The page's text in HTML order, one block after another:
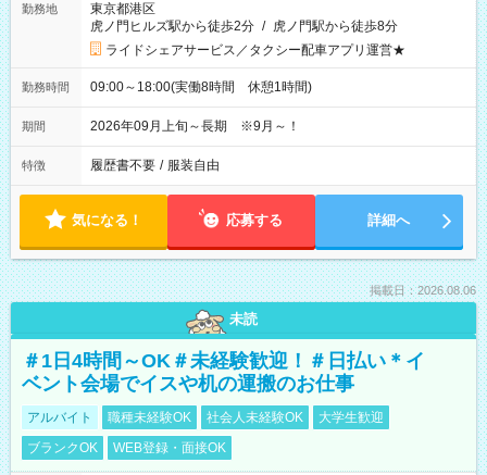
勤務地
東京都港区
虎ノ門ヒルズ駅から徒歩2分 / 虎ノ門駅から徒歩8分
ライドシェアサービス／タクシー配車アプリ運営★
勤務時間 09:00～18:00(実働8時間 休憩1時間)
期間 2026年09月上旬～長期 ※9月～！
特徴 履歴書不要 / 服装自由
気になる！ 応募する 詳細へ
掲載日：2026.08.06
未読
＃1日4時間～OK＃未経験歓迎！＃日払い＊イ
ベント会場でイスや机の運搬のお仕事
アルバイト 職種未経験OK 社会人未経験OK
大学生歓迎
ブランクOK
WEB登録・面接OK